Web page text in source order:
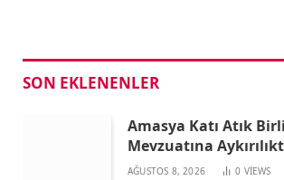
SON EKLENENLER
Amasya Katı Atık
Mevzuatına
AĞUSTOS 8, 2026 0 VIEWS